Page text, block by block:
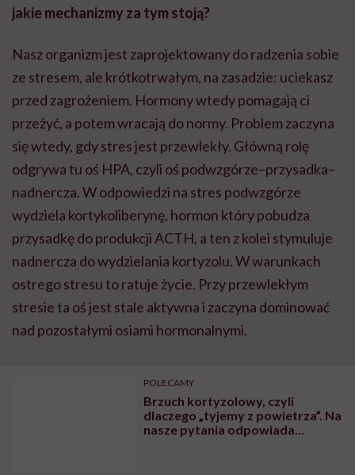
jakie mechanizmy za tym stoją?
Nasz organizm jest zaprojektowany do radzenia sobie
ze stresem, ale krótkotrwałym, na zasadzie: uciekasz
przed zagrożeniem. Hormony wtedy pomagają ci
przeżyć, a potem wracają do normy. Problem zaczyna
się wtedy, gdy stres jest przewlekły. Główną rolę
odgrywa tu oś HPA, czyli oś podwzgórze–przysadka–
nadnercza. W odpowiedzi na stres podwzgórze
wydziela kortykoliberynę, hormon który pobudza
przysadkę do produkcji ACTH, a ten z kolei stymuluje
nadnercza do wydzielania kortyzolu. W warunkach
ostrego stresu to ratuje życie. Przy przewlekłym
stresie ta oś jest stale aktywna i zaczyna dominować
nad pozostałymi osiami hormonalnymi.
POLECAMY
Brzuch kortyzolowy, czyli
dlaczego „tyjemy z powietrza”. Na
nasze pytania odpowiada